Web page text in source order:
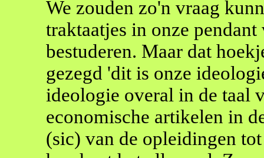
We zouden zo'n vraag
traktaatjes in onze
bestuderen. Maar dat
gezegd 'dit is onze
ideologie overal in de taal
economische artikelen in
(sic) van de opleidingen